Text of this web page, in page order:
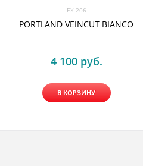
EX-206
PORTLAND VEINCUT BIANCO
4 100 руб.
В КОРЗИНУ